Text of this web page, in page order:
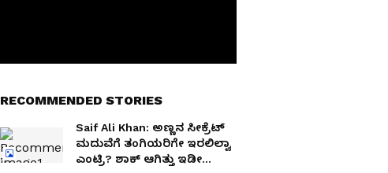
RECOMMENDED STORIES
Saif Ali Khan: ಅಣ್ಣನ ಸೀಕ್ರೆಟ್
ಮದುವೆಗೆ ತಂಗಿಯರಿಗೇ ಇರಲಿಲ್ವಾ
ಎಂಟ್ರಿ? ಶಾಕ್ ಆಗಿತ್ತು ಇಡೀ